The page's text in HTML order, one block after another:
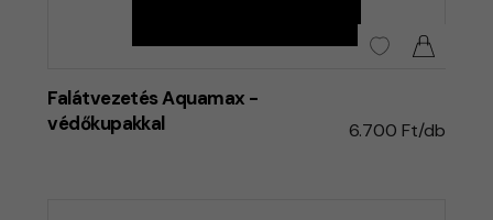
Falátvezetés Aquamax -
védőkupakkal
6.700 Ft/db